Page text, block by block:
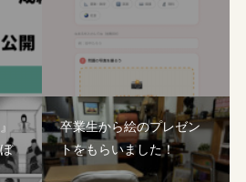
卒業生から絵のプレゼン
トをもらいました！